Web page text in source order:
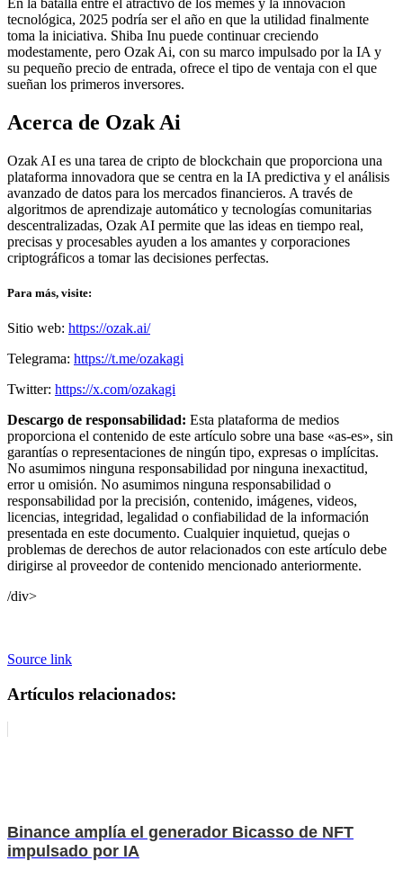
En la batalla entre el atractivo de los memes y la innovación
tecnológica, 2025 podría ser el año en que la utilidad finalmente
toma la iniciativa. Shiba Inu puede continuar creciendo
modestamente, pero Ozak Ai, con su marco impulsado por la IA y
su pequeño precio de entrada, ofrece el tipo de ventaja con el que
sueñan los primeros inversores.
Acerca de Ozak Ai
Ozak AI es una tarea de cripto de blockchain que proporciona una
plataforma innovadora que se centra en la IA predictiva y el análisis
avanzado de datos para los mercados financieros. A través de
algoritmos de aprendizaje automático y tecnologías comunitarias
descentralizadas, Ozak AI permite que las ideas en tiempo real,
precisas y procesables ayuden a los amantes y corporaciones
criptográficos a tomar las decisiones perfectas.
Para más, visite:
Sitio web: https://ozak.ai/
Telegrama: https://t.me/ozakagi
Twitter: https://x.com/ozakagi
Descargo de responsabilidad: Esta plataforma de medios
proporciona el contenido de este artículo sobre una base «as-es», sin
garantías o representaciones de ningún tipo, expresas o implícitas.
No asumimos ninguna responsabilidad por ninguna inexactitud,
error u omisión. No asumimos ninguna responsabilidad o
responsabilidad por la precisión, contenido, imágenes, videos,
licencias, integridad, legalidad o confiabilidad de la información
presentada en este documento. Cualquier inquietud, quejas o
problemas de derechos de autor relacionados con este artículo debe
dirigirse al proveedor de contenido mencionado anteriormente.
/div>
Source link
Artículos relacionados:
Binance amplía el generador Bicasso de NFT
impulsado por IA